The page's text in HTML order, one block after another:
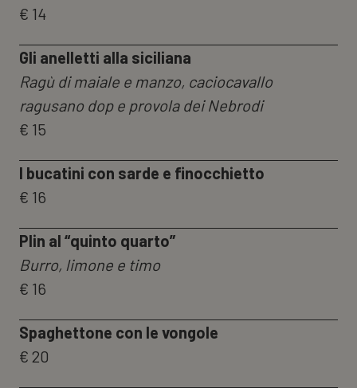
€ 14
Gli anelletti alla siciliana
Ragù di maiale e manzo, caciocavallo
ragusano dop e provola dei Nebrodi
€ 15
I bucatini con sarde e finocchietto
€ 16
Plin al “quinto quarto”
Burro, limone e timo
€ 16
Spaghettone con le vongole
€ 20